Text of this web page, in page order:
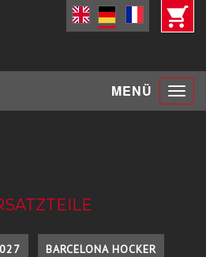
MENÜ Toggle
BARCELONA HOCKER